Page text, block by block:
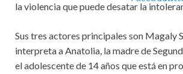
la violencia que puede desatar la
Sus tres actores principales son Magaly
interpreta a Anatolia, la madre de
el adolescente de 14 años que está en